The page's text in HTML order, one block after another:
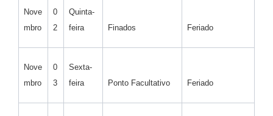
Nove
mbro
0
2
Quinta-
feira
Finados Feriado
Nove
mbro
0
3
Sexta-
feira
Ponto Facultativo Feriado